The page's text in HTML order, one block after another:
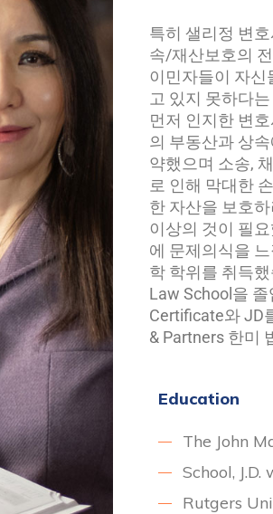
특히 샐리정 변
속/재산보호의
이민자들이 자신
고 있지 못하다
먼저 인지한 변
의 부동산과 상
약했으며 소송,
로 인해 막대한
한 자산을 보호
이상의 것이 필
에 문제의식을
학 학위를 취득
Law School을
Certificate와 JD
& Partners 한미
니다. 그리고 변
서의 토탈 서비
샐리정 변호사
보호, 장기 요양
성을 강조하기
및 라디오 프로
연과 강연을 진
Education
The John
School,
Rutgers